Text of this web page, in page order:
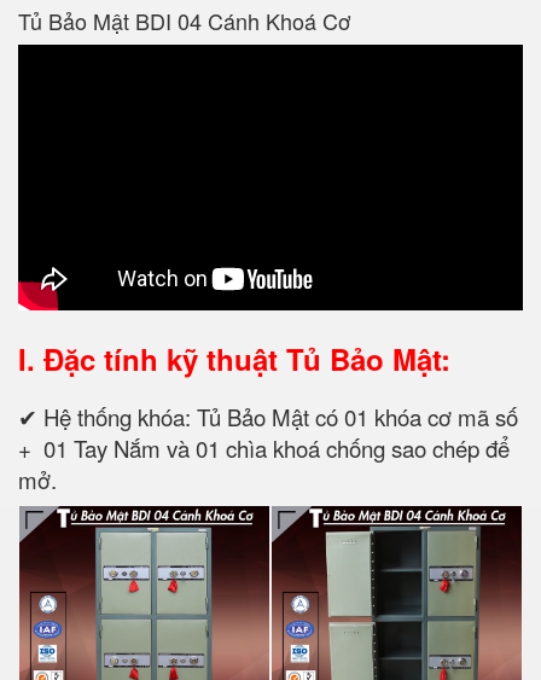
Tủ Bảo Mật BDI 04 Cánh Khoá Cơ
I. Đặc tính kỹ thuật Tủ Bảo Mật:
✔ Hệ thống khóa: Tủ Bảo Mật có 01 khóa cơ mã số
+ 01 Tay Nắm và 01 chìa khoá chống sao chép để
mở.